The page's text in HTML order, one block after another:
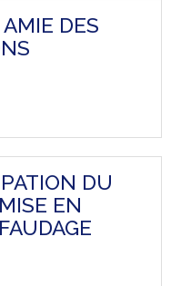
DES
DU
EN